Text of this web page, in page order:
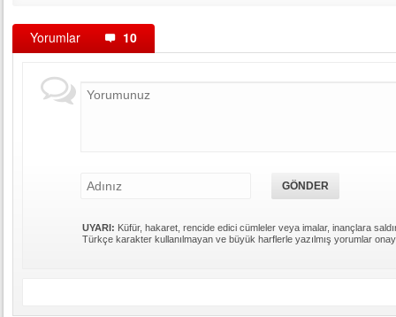
Yorumlar 10
UYARI: Küfür, hakaret, rencide edici cümleler veya imalar, inançlara
Türkçe karakter kullanılmayan ve büyük harflerle yazılmış yorumlar